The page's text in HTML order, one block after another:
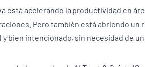
está acelerando la productividad en
Pero también está abriendo un
bien intencionado, sin necesidad de un